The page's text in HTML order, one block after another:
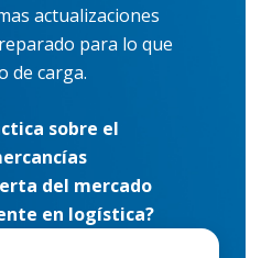
actualizaciones
para lo que
de carga.
sobre el
del mercado
en logística?